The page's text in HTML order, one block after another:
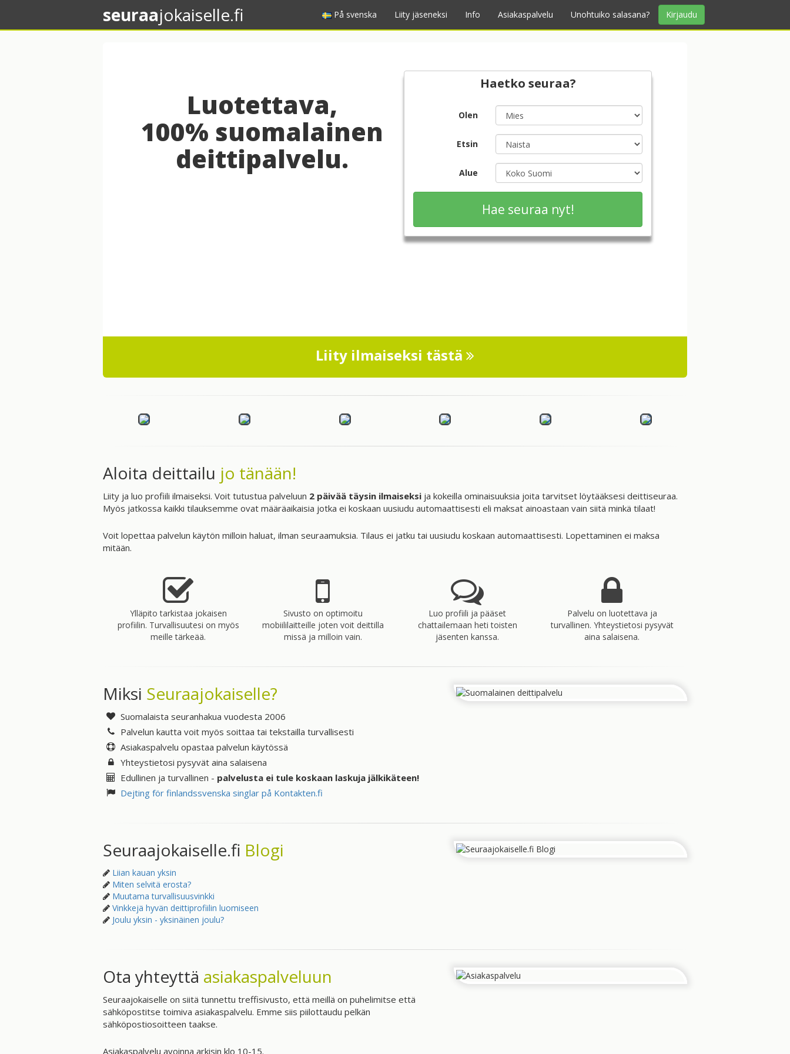
seuraajokaiselle.fi På svenska Liity jäseneksi Info Asiakaspalvelu Unohtuiko salasana? Kirjaudu
Luotettava,
100% suomalainen
deittipalvelu.
Haetko seuraa?
Olen
Etsin
Alue
Liity ilmaiseksi tästä
Aloita deittailu jo tänään!
Liity ja luo profiili ilmaiseksi. Voit tutustua palveluun 2 päivää täysin ilmaiseksi ja kokeilla ominaisuuksia joita tarvitset löytääksesi deittiseuraa.
Myös jatkossa kaikki tilauksemme ovat määräaikaisia jotka ei koskaan uusiudu automaattisesti eli maksat ainoastaan vain siitä minkä tilaat!
Voit lopettaa palvelun käytön milloin haluat, ilman seuraamuksia. Tilaus ei jatku tai uusiudu koskaan automaattisesti. Lopettaminen ei maksa
mitään.
Ylläpito tarkistaa jokaisen
profiilin. Turvallisuutesi on myös
meille tärkeää.
Sivusto on optimoitu
mobiililaitteille joten voit deittilla
missä ja milloin vain.
Luo profiili ja pääset
chattailemaan heti toisten
jäsenten kanssa.
Palvelu on luotettava ja
turvallinen. Yhteystietosi pysyvät
aina salaisena.
Miksi Seuraajokaiselle?
Suomalaista seuranhakua vuodesta 2006
Palvelun kautta voit myös soittaa tai tekstailla turvallisesti
Asiakaspalvelu opastaa palvelun käytössä
Yhteystietosi pysyvät aina salaisena
Edullinen ja turvallinen - palvelusta ei tule koskaan laskuja jälkikäteen!
Dejting för finlandssvenska singlar på Kontakten.fi
Seuraajokaiselle.fi Blogi
Liian kauan yksin
Miten selvitä erosta?
Muutama turvallisuusvinkki
Vinkkejä hyvän deittiprofiilin luomiseen
Joulu yksin - yksinäinen joulu?
Ota yhteyttä asiakaspalveluun
Seuraajokaiselle on siitä tunnettu treffisivusto, että meillä on puhelimitse että
sähköpostitse toimiva asiakaspalvelu. Emme siis piilottaudu pelkän
sähköpostiosoitteen taakse.
Asiakaspalvelu avoinna arkisin klo 10-15.